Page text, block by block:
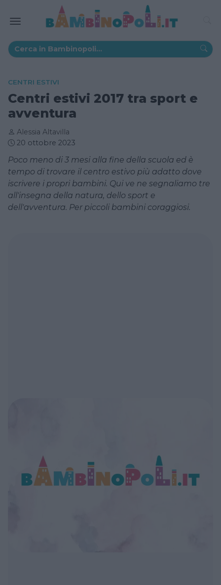
CENTRI ESTIVI
Centri estivi 2017 tra sport e
avventura
Alessia Altavilla
20 ottobre 2023
Poco meno di 3 mesi alla fine della scuola ed è
tempo di trovare il centro estivo più adatto dove
iscrivere i propri bambini. Qui ve ne segnaliamo tre
all'insegna della natura, dello sport e
dell'avventura. Per piccoli bambini coraggiosi.